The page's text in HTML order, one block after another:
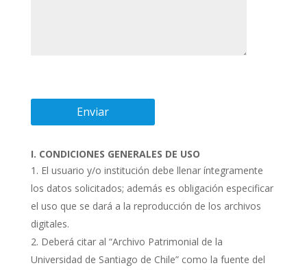
I. CONDICIONES GENERALES DE USO
El usuario y/o institución debe llenar íntegramente
los datos solicitados; además es obligación especificar
el uso que se dará a la reproducción de los archivos
digitales.
Deberá citar al “Archivo Patrimonial de la
Universidad de Santiago de Chile” como la fuente del